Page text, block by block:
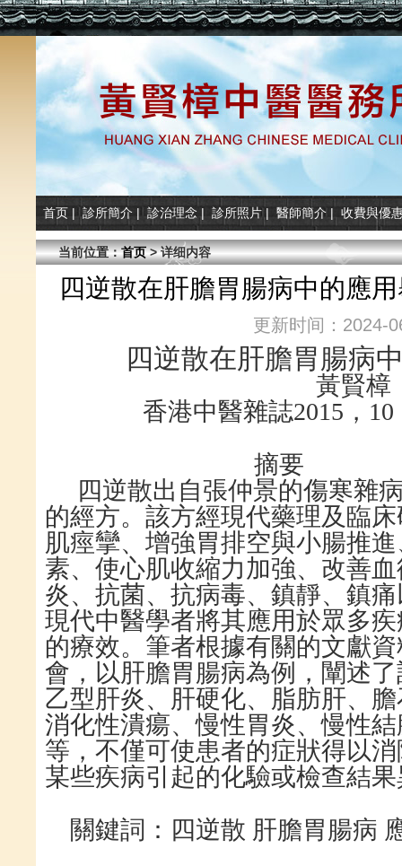
首页 | 診所簡介 | 診治理念 | 診所照片 | 醫師簡介 | 收費與優
当前位置：首页> 详细内容
四逆散在肝膽胃腸病中的應
更新时间：2024-
四逆散在肝膽胃腸病
黃賢樟
香港中醫雜誌2015，10
摘要
四逆散出自張仲景的傷寒雜
的經方。該方經現代藥理及臨
肌痙攣、增強胃排空與小腸推
素、使心肌收縮力加強、改善
炎、抗菌、抗病毒、鎮靜、鎮
現代中醫學者將其應用於眾多
的療效。筆者根據有關的文獻
會，以肝膽胃腸病為例，闡述
乙型肝炎、肝硬化、脂肪肝、
消化性潰瘍、慢性胃炎、慢性
等，不僅可使患者的症狀得以
某些疾病引起的化驗或檢查結
關鍵詞： 四逆散 肝膽胃腸病